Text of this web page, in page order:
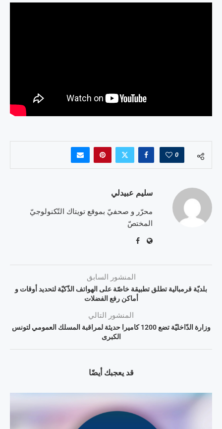
0
سليم عبيدلي
محرّر و صحفيّ بموقع تويتاك التّكنولوجيّ
المختصّ
المنشور السابق
بلديّة قرمبالية تطلق تطبيقة خاصّة على الهواتف الذّكيّة لتحديد أوقات و
أماكن رفع الفضلات
المنشور التالي
وزارة الدّاخليّة تضع 1200 كاميرا حديثة لمراقبة المسلك العمومي لتونس
الكبرى
قد يعجبك أيضًا